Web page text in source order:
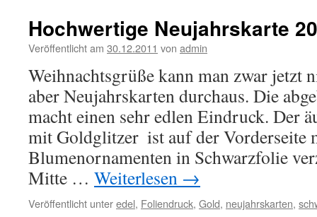
Hochwertige Neujahrskarte
Veröffentlicht am 30.12.2011 von admin
Weihnachtsgrüße kann man zwar jetzt
aber Neujahrskarten durchaus. Die
macht einen sehr edlen Eindruck. Der
mit Goldglitzer  ist auf der Vorderseite
Blumenornamenten in Schwarzfolie
Mitte … Weiterlesen →
Veröffentlicht unteredel, Foliendruck, Gold, neujahrskarten,